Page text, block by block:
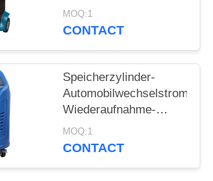
Maschinen-
vollautomatische
MOQ:1
CONTACT
Speicherzylinder-
Automobilwechselstrom-
Wiederaufnahme-
Maschine 5,0 bunter
LCD-Bildschirm Inche
MOQ:1
CONTACT